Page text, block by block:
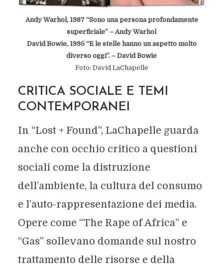
Andy Warhol, 1987 “Sono una persona profondamente
superficiale” – Andy Warhol
David Bowie, 1995 “E le stelle hanno un aspetto molto
diverso oggi”. – David Bowie
Foto: David LaChapelle
CRITICA SOCIALE E TEMI
CONTEMPORANEI
In “Lost + Found”, LaChapelle guarda
anche con occhio critico a questioni
sociali come la distruzione
dell’ambiente, la cultura del consumo
e l’auto-rappresentazione dei media.
Opere come “The Rape of Africa” e
“Gas” sollevano domande sul nostro
trattamento delle risorse e della